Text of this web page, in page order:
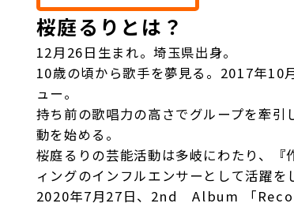
桜庭るりとは？
12月26日生まれ。埼玉県出身。
10歳の頃から歌手を夢見る。2017年
ュー。
持ち前の歌唱力の高さでグループを牽
動を始める。
桜庭るりの芸能活動は多岐にわたり、
ィングのインフルエンサーとして活躍を
2020年7月27日、2nd Album 「